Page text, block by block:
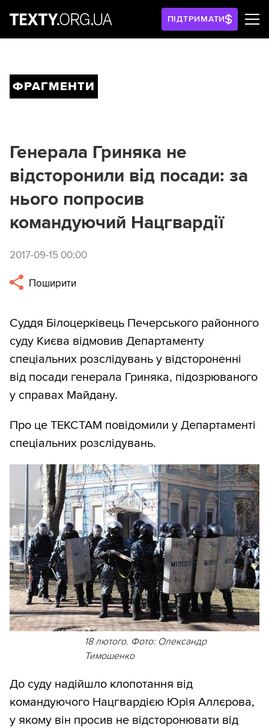
ПІДТРИМАТИ
ФРАГМЕНТИ
Генерала Гриняка не
відсторонили від посади: за
нього попросив
командуючий Нацгвардії
2017-09-15 00:00
Поширити
Суддя Білоцерківець Печерського районного
суду Києва відмовив Департаменту
спеціальних розслідувань у відстороненні
від посади генерала Гриняка, підозрюваного
у справах Майдану.
Про це ТЕКСТАМ повідомили у Департаменті
спеціальних розслідувань.
18 лютого. Фото: Олександр
Тимошенко
До суду надійшло клопотання від
командуючого Нацгвардією Юрія Аллєрова,
у якому він просив не відсторонювати від